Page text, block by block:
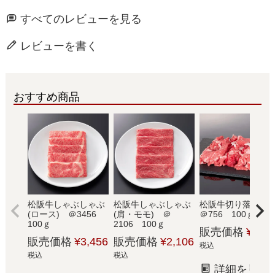
すべてのレビューを見る
レビューを書く
おすすめ商品
松阪牛しゃぶしゃぶ
(ロース) ＠3456
100ｇ
販売価格 ¥3,456
税込
松阪牛しゃぶしゃぶ
(肩・モモ) ＠
2106 100ｇ
販売価格 ¥2,106
税込
松阪牛切り落と
＠756 100ｇ
販売価格 ¥
税込
詳細を見